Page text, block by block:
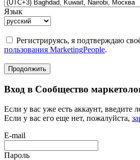
Язык
Регистрируясь, я подтверждаю
пользования MarketingPeople.
Продолжить
Вход в Сообщество
Если у вас уже есть аккаунт, введите
Если у вас его еще нет, пожалуйста,
E-mail
Пароль